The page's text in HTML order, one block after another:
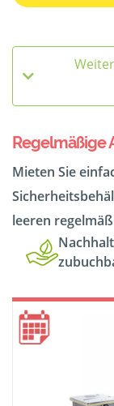
Regelmäßige
Mieten Sie
leeren